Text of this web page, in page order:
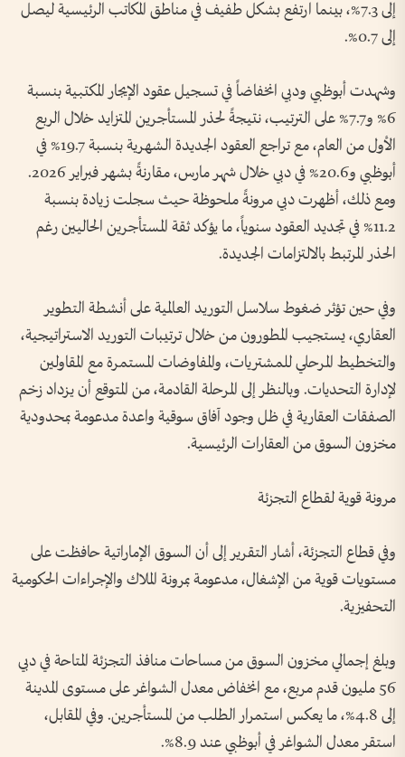
إلى 7.3%، بينما ارتفع بشكل طفيف في مناطق المكاتب الرئيسية ليصل
إلى 0.7%.
وشهدت أبوظبي ودبي انخفاضاً في تسجيل عقود الإيجار المكتبية بنسبة
6% و7.7% على الترتيب، نتيجةً لحذر المستأجرين المتزايد خلال الربع
الأول من العام، مع تراجع العقود الجديدة الشهرية بنسبة 19.7% في
أبوظبي و20.6% في دبي خلال شهر مارس، مقارنةً بشهر فبراير 2026.
ومع ذلك، أظهرت دبي مرونةً ملحوظة حيث سجلت زيادة بنسبة
11.2% في تجديد العقود سنوياً، ما يؤكد ثقة المستأجرين الحاليين رغم
الحذر المرتبط بالالتزامات الجديدة.
وفي حين تؤثر ضغوط سلاسل التوريد العالمية على أنشطة التطوير
العقاري، يستجيب المطورون من خلال ترتيبات التوريد الاستراتيجية،
والتخطيط المرحلي للمشتريات، والمفاوضات المستمرة مع المقاولين
لإدارة التحديات. وبالنظر إلى المرحلة القادمة، من المتوقع أن يزداد زخم
الصفقات العقارية في ظل وجود آفاق سوقية واعدة مدعومة بمحدودية
مخزون السوق من العقارات الرئيسية.
مرونة قوية لقطاع التجزئة
وفي قطاع التجزئة، أشار التقرير إلى أن السوق الإماراتية حافظت على
مستويات قوية من الإشغال، مدعومة بمرونة الملاك والإجراءات الحكومية
التحفيزية.
وبلغ إجمالي مخزون السوق من مساحات منافذ التجزئة المتاحة في دبي
56 مليون قدم مربع، مع انخفاض معدل الشواغر على مستوى المدينة
إلى 4.8%، ما يعكس استمرار الطلب من المستأجرين. وفي المقابل،
استقر معدل الشواغر في أبوظبي عند 8.9%.